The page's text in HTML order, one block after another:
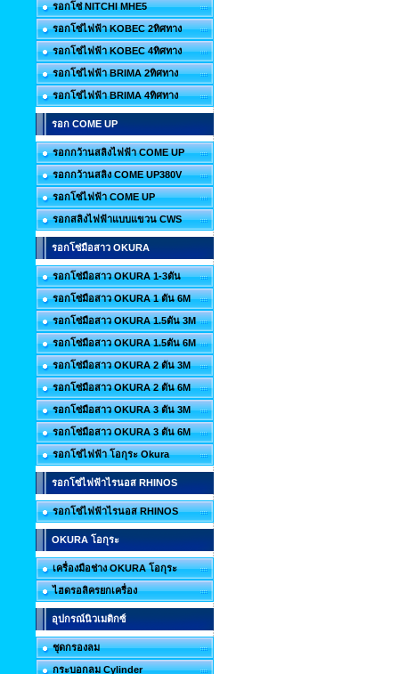
รอกโซ่ NITCHI MHE5
รอกโซ่ไฟฟ้า KOBEC 2ทิศทาง
รอกโซ่ไฟฟ้า KOBEC 4ทิศทาง
รอกโซ่ไฟฟ้า BRIMA 2ทิศทาง
รอกโซ่ไฟฟ้า BRIMA 4ทิศทาง
รอก COME UP
รอกกว้านสลิงไฟฟ้า COME UP
รอกกว้านสลิง COME UP380V
รอกโซ่ไฟฟ้า COME UP
รอกสลิงไฟฟ้าแบบแขวน CWS
รอกโซ่มือสาว OKURA
รอกโซ่มือสาว OKURA 1-3ตัน
รอกโซ่มือสาว OKURA 1 ตัน 6M
รอกโซ่มือสาว OKURA 1.5ตัน 3M
รอกโซ่มือสาว OKURA 1.5ตัน 6M
รอกโซ่มือสาว OKURA 2 ตัน 3M
รอกโซ่มือสาว OKURA 2 ตัน 6M
รอกโซ่มือสาว OKURA 3 ตัน 3M
รอกโซ่มือสาว OKURA 3 ตัน 6M
รอกโซ่ไฟฟ้า โอกุระ Okura
รอกโซ่ไฟฟ้าไรนอส RHINOS
รอกโซ่ไฟฟ้าไรนอส RHINOS
OKURA โอกุระ
เครื่องมือช่าง OKURA โอกุระ
ไฮดรอลิครยกเครื่อง
อุปกรณ์นิวเมติกซ์
ชุดกรองลม
กระบอกลม Cylinder